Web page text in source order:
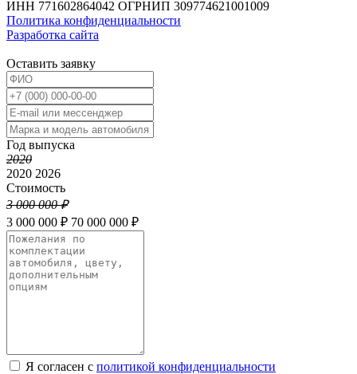
ИНН 771602864042 ОГРНИП 309774621001009
Политика конфиденциальности
Разработка сайта
Оставить заявку
Год выпуска
2020
2020 2026
Стоимость
3 000 000 ₽
3 000 000 ₽ 70 000 000 ₽
Я согласен с политикой конфиденциальности